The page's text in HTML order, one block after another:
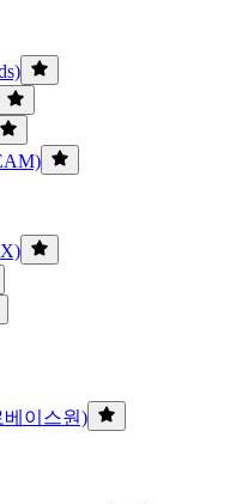
베이스원)